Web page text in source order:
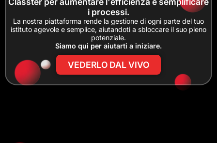
i processi.
La nostra piattaforma rende la gestione di ogni parte del tuo
istituto agevole e semplice, aiutandoti a sbloccare il suo pieno
potenziale.
Siamo qui per aiutarti a iniziare.
VEDERLO DAL VIVO